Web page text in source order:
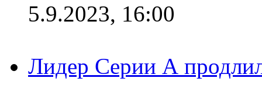
5.9.2023, 16:00
Лидер Серии А